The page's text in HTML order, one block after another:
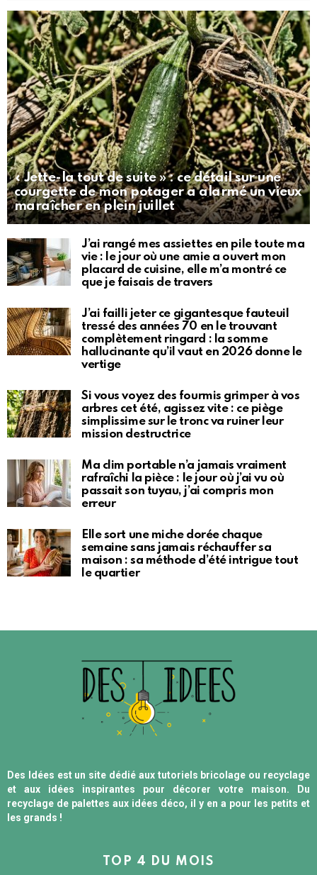
« Jette-la tout de suite » : ce détail sur une
courgette de mon potager a alarmé un vieux
maraîcher en plein juillet
J’ai rangé mes assiettes en pile toute ma
vie : le jour où une amie a ouvert mon
placard de cuisine, elle m’a montré ce
que je faisais de travers
J’ai failli jeter ce gigantesque fauteuil
tressé des années 70 en le trouvant
complètement ringard : la somme
hallucinante qu’il vaut en 2026 donne le
vertige
Si vous voyez des fourmis grimper à vos
arbres cet été, agissez vite : ce piège
simplissime sur le tronc va ruiner leur
mission destructrice
Ma clim portable n’a jamais vraiment
rafraîchi la pièce : le jour où j’ai vu où
passait son tuyau, j’ai compris mon
erreur
Elle sort une miche dorée chaque
semaine sans jamais réchauffer sa
maison : sa méthode d’été intrigue tout
le quartier
Des Idées est un site dédié aux tutoriels bricolage ou recyclage
et aux idées inspirantes pour décorer votre maison. Du
recyclage de palettes aux idées déco, il y en a pour les petits et
les grands !
TOP 4 DU MOIS